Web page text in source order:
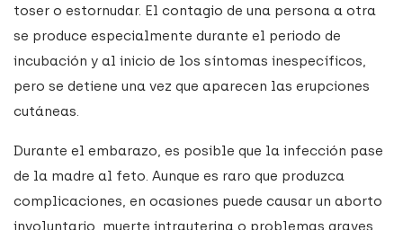
toser o estornudar. El contagio de una persona a otra
se produce especialmente durante el periodo de
incubación y al inicio de los síntomas inespecíficos,
pero se detiene una vez que aparecen las erupciones
cutáneas.
Durante el embarazo, es posible que la infección pase
de la madre al feto. Aunque es raro que produzca
complicaciones, en ocasiones puede causar un aborto
involuntario, muerte intrauterina o problemas graves